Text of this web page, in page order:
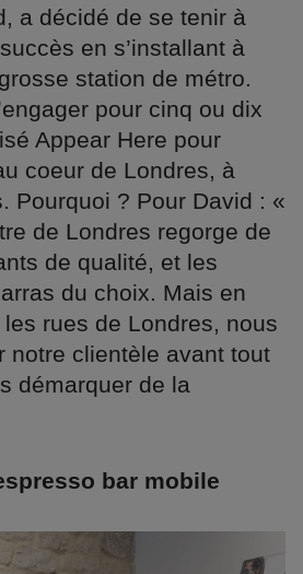
a décidé de se tenir à
en s’installant à
station de métro.
pour cinq ou dix
Appear Here pour
coeur de Londres, à
Pourquoi ? Pour David : «
de Londres regorge de
de qualité, et les
du choix. Mais en
les rues de Londres, nous
notre clientèle avant tout
démarquer de la
bar mobile